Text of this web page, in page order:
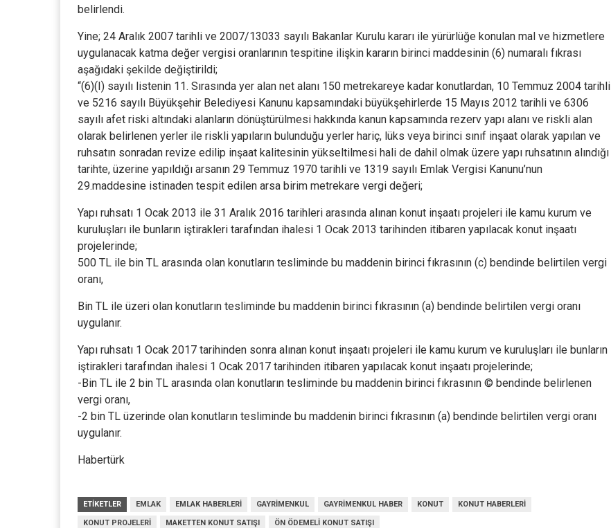
belirlendi.
Yine; 24 Aralık 2007 tarihli ve 2007/13033 sayılı Bakanlar Kurulu kararı ile yürürlüğe konulan mal ve hizmetlere
uygulanacak katma değer vergisi oranlarının tespitine ilişkin kararın birinci maddesinin (6) numaralı fıkrası
aşağıdaki şekilde değiştirildi;
“(6)(I) sayılı listenin 11. Sırasında yer alan net alanı 150 metrekareye kadar konutlardan, 10 Temmuz 2004 tarihli
ve 5216 sayılı Büyükşehir Belediyesi Kanunu kapsamındaki büyükşehirlerde 15 Mayıs 2012 tarihli ve 6306
sayılı afet riski altındaki alanların dönüştürülmesi hakkında kanun kapsamında rezerv yapı alanı ve riskli alan
olarak belirlenen yerler ile riskli yapıların bulunduğu yerler hariç, lüks veya birinci sınıf inşaat olarak yapılan ve
ruhsatın sonradan revize edilip inşaat kalitesinin yükseltilmesi hali de dahil olmak üzere yapı ruhsatının alındığı
tarihte, üzerine yapıldığı arsanın 29 Temmuz 1970 tarihli ve 1319 sayılı Emlak Vergisi Kanunu’nun
29.maddesine istinaden tespit edilen arsa birim metrekare vergi değeri;
Yapı ruhsatı 1 Ocak 2013 ile 31 Aralık 2016 tarihleri arasında alınan konut inşaatı projeleri ile kamu kurum ve
kuruluşları ile bunların iştirakleri tarafından ihalesi 1 Ocak 2013 tarihinden itibaren yapılacak konut inşaatı
projelerinde;
500 TL ile bin TL arasında olan konutların tesliminde bu maddenin birinci fıkrasının (c) bendinde belirtilen vergi
oranı,
Bin TL ile üzeri olan konutların tesliminde bu maddenin birinci fıkrasının (a) bendinde belirtilen vergi oranı
uygulanır.
Yapı ruhsatı 1 Ocak 2017 tarihinden sonra alınan konut inşaatı projeleri ile kamu kurum ve kuruluşları ile bunların
iştirakleri tarafından ihalesi 1 Ocak 2017 tarihinden itibaren yapılacak konut inşaatı projelerinde;
-Bin TL ile 2 bin TL arasında olan konutların tesliminde bu maddenin birinci fıkrasının © bendinde belirlenen
vergi oranı,
-2 bin TL üzerinde olan konutların tesliminde bu maddenin birinci fıkrasının (a) bendinde belirtilen vergi oranı
uygulanır.
Habertürk
ETIKETLER EMLAK EMLAK HABERLERI GAYRIMENKUL GAYRIMENKUL HABER KONUT KONUT HABERLERI
KONUT PROJELERI MAKETTEN KONUT SATIŞI ÖN ÖDEMELI KONUT SATIŞI